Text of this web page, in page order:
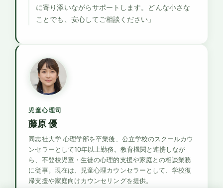
に寄り添いながらサポートします。どんな小さな
ことでも、安心してご相談ください」
児童心理司
藤原 優
同志社大学 心理学部を卒業後、公立学校のスクールカウ
ンセラーとして10年以上勤務。教育機関と連携しなが
ら、不登校児童・生徒の心理的支援や家庭との相談業務
に従事。現在は、児童心理カウンセラーとして、学校復
帰支援や家庭向けカウンセリングを提供。